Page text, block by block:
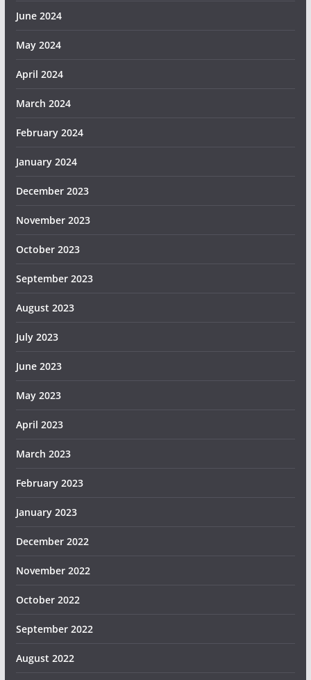
June 2024
May 2024
April 2024
March 2024
February 2024
January 2024
December 2023
November 2023
October 2023
September 2023
August 2023
July 2023
June 2023
May 2023
April 2023
March 2023
February 2023
January 2023
December 2022
November 2022
October 2022
September 2022
August 2022